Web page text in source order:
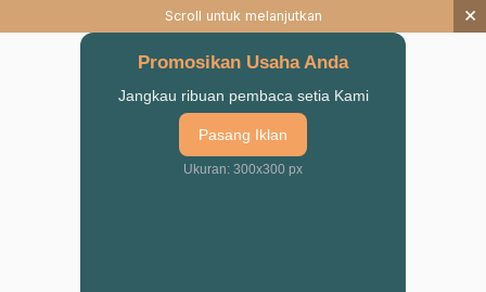
Scroll untuk melanjutkan ×
Promosikan Usaha Anda
Jangkau ribuan pembaca setia Kami
Pasang Iklan
Ukuran: 300x300 px